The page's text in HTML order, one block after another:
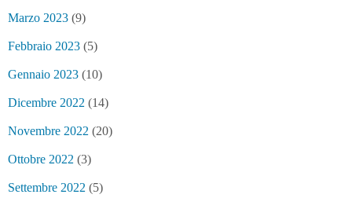
Marzo 2023 (9)
Febbraio 2023 (5)
Gennaio 2023 (10)
Dicembre 2022 (14)
Novembre 2022 (20)
Ottobre 2022 (3)
Settembre 2022 (5)